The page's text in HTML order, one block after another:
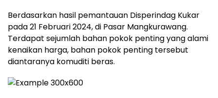
Berdasarkan hasil pemantauan Disperindag Kukar
pada 21 Februari 2024, di Pasar Mangkurawang.
Terdapat sejumlah bahan pokok penting yang alami
kenaikan harga, bahan pokok penting tersebut
diantaranya komuditi beras.